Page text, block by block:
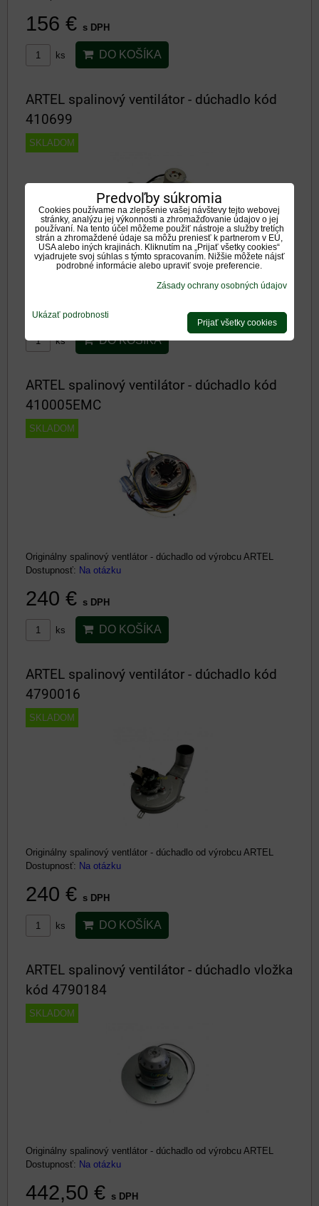
156 € s DPH
ks DO KOŠÍKA
ARTEL spalinový ventilátor - dúchadlo kód
410699
SKLADOM
Originálny spalinový ventlátor - dúchadlo od výrobcu ARTEL
412,50 €
ks DO KOŠÍKA
ARTEL spalinový ventilátor - dúchadlo kód
410005EMC
SKLADOM
Originálny spalinový ventlátor - dúchadlo od výrobcu ARTEL
Dostupnosť: Na otázku
240 € s DPH
ks DO KOŠÍKA
ARTEL spalinový ventilátor - dúchadlo kód
4790016
SKLADOM
Originálny spalinový ventlátor - dúchadlo od výrobcu ARTEL
Dostupnosť: Na otázku
240 € s DPH
ks DO KOŠÍKA
ARTEL spalinový ventilátor - dúchadlo vložka
kód 4790184
SKLADOM
Originálny spalinový ventlátor - dúchadlo od výrobcu ARTEL
Dostupnosť: Na otázku
442,50 € s DPH
Predvoľby súkromia
Cookies používame na zlepšenie vašej návštevy tejto webovej
stránky, analýzu jej výkonnosti a zhromažďovanie údajov o jej
používaní. Na tento účel môžeme použiť nástroje a služby tretích
strán a zhromaždené údaje sa môžu preniesť k partnerom v EÚ,
USA alebo iných krajinách. Kliknutím na „Prijať všetky cookies“
vyjadrujete svoj súhlas s týmto spracovaním. Nižšie môžete nájsť
podrobné informácie alebo upraviť svoje preferencie.
Zásady ochrany osobných údajov
Ukázať podrobnosti
Prijať všetky cookies